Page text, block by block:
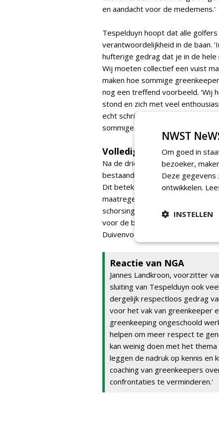
en aandacht voor de medemens.'
Tespelduyn hoopt dat alle
verantwoordelijkheid in de baan.
hufterige gedrag dat je in de hele
Wij moeten collectief een vuist
maken hoe sommige
nog een treffend voorbeeld. 'Wij
stond en zich met veel
echt schrikken, 'het voelt of je in
sommige golfers. Dat moet
Volledige uitsluiting
Na de drie dagen van volledige
bestaande waarschuwings- en
Dit betekent dat er na een
maatregel er genomen dient te
schorsing en uiteindelijk
voor de baan en voor elkaar kan
Duivenvoorde.
Reactie van NGA
Jannes Landkroon, voorzitter
sluiting van Tespelduyn ook
dergelijk respectloos gedrag
voor het vak van greenkeeper
greenkeeping ongeschoold
helpen om meer respect te
kan weinig doen met het
leggen de nadruk op kennis en
coaching van greenkeepers
confrontaties te verminderen.'
NWST
Om goed in
bezoeker,
Deze gegevens
ontwikkelen.
INSTELLEN